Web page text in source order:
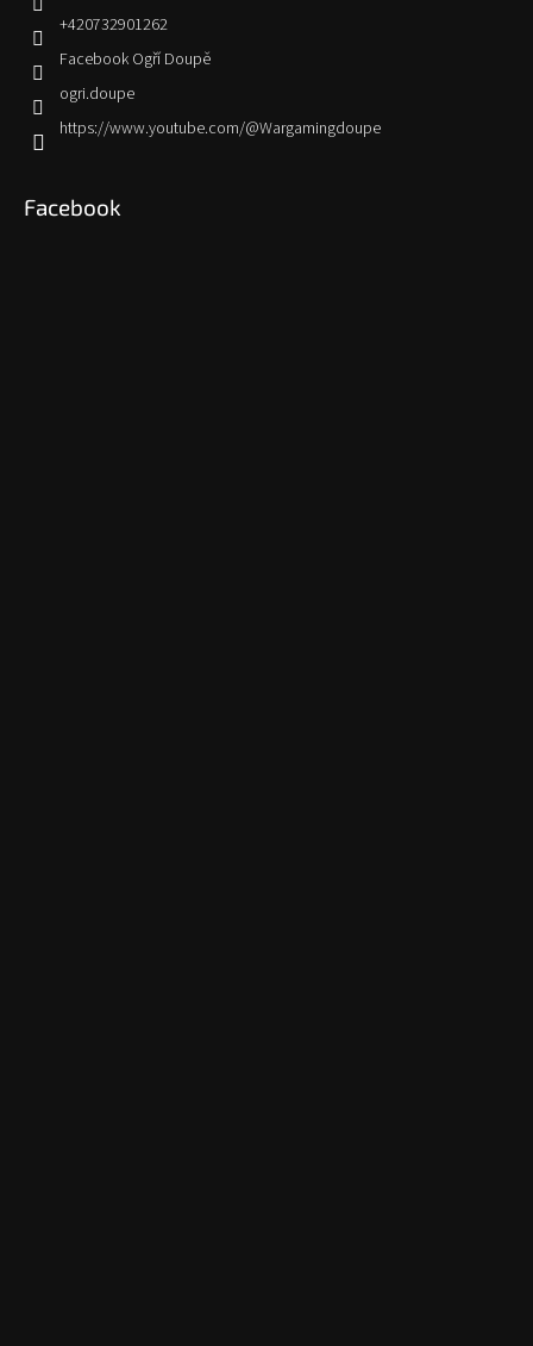
+420732901262
Facebook Ogří Doupě
ogri.doupe
https://www.youtube.com/@Wargamingdoupe
Facebook